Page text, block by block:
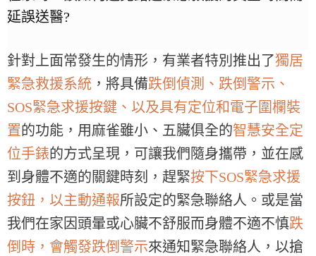
延誤送醫?
針對上面常發生的情形，有業者特別推出了獨居
緊急救援系統 ，將具備跌倒偵測、跌倒警示、
SOS緊急求援按鍵、以及具有定位和電子圍欄裝
置的功能，用麻雀雖小、五臟俱全的智慧安全定
位手錶的方式呈現，可讓我們隨身攜帶，並在感
到身體不適的關鍵時刻，趕緊按下SOS緊急求援
按鈕，以主動通報所設定的緊急聯絡人。或是當
我們在家因頭暈或心臟不舒服而身體不適不慎跌
倒時，會觸發跌倒警示來通知緊急聯絡人，以搶